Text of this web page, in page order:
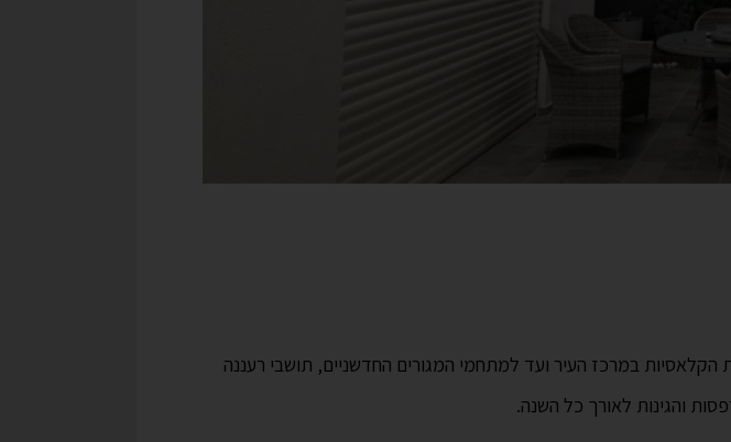
הקלאסיות במרכז העיר ועד למתחמי המגורים החדשניים, תושבי רעננה
והגינות לאורך כל השנה.